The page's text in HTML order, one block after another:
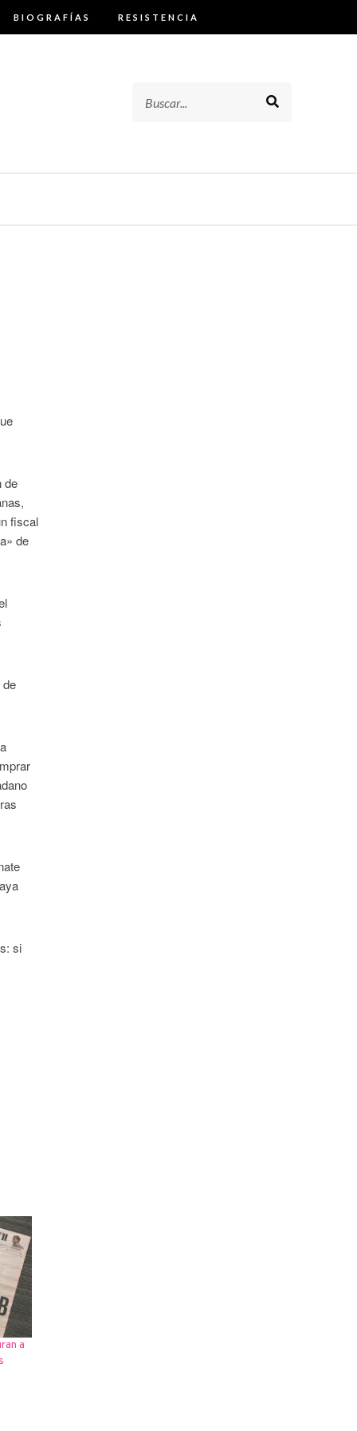
BIOGRAFÍAS RESISTENCIA
de
fiscal
de
de
si
a